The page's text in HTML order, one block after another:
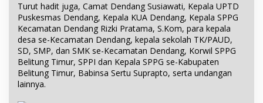
Turut hadit juga, Camat Dendang Susiawati, Kepala UPTD
Puskesmas Dendang, Kepala KUA Dendang, Kepala SPPG
Kecamatan Dendang Rizki Pratama, S.Kom, para kepala
desa se-Kecamatan Dendang, kepala sekolah TK/PAUD,
SD, SMP, dan SMK se-Kecamatan Dendang, Korwil SPPG
Belitung Timur, SPPI dan Kepala SPPG se-Kabupaten
Belitung Timur, Babinsa Sertu Suprapto, serta undangan
lainnya.